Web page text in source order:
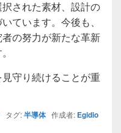
された素材、設計の
ています。今後も、
の努力が新たな革新
守り続けることが重
タグ:半導体作成者: Egidio